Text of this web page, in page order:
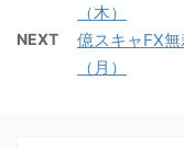
（木）
NEXT
億スキャFX
（月）